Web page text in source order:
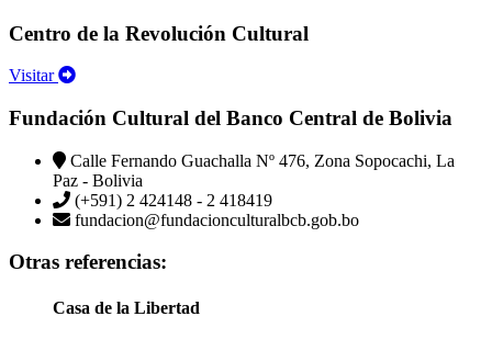
Centro de la Revolución Cultural
Visitar
Fundación Cultural del Banco Central de Bolivia
Calle Fernando Guachalla Nº 476, Zona Sopocachi, La
Paz - Bolivia
(+591) 2 424148 - 2 418419
fundacion@fundacionculturalbcb.gob.bo
Otras referencias:
Casa de la Libertad